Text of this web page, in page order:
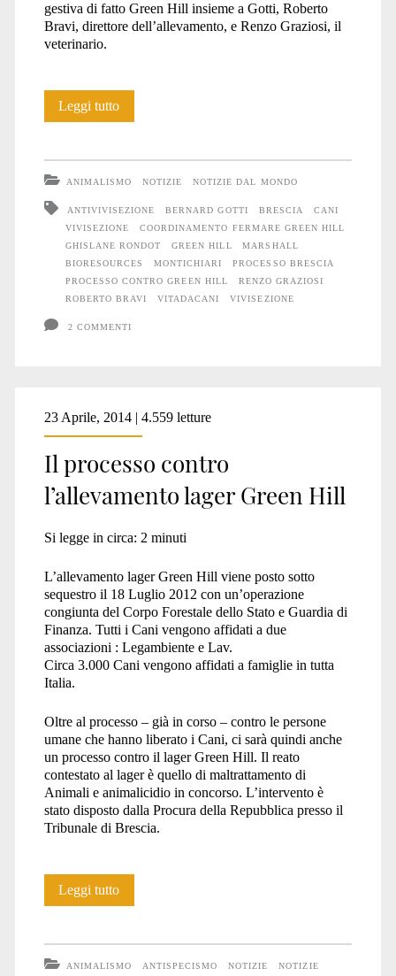
gestiva di fatto Green Hill insieme a Gotti, Roberto
Bravi, direttore dell’allevamento, e Renzo Graziosi, il
veterinario.
Leggi tuttoProcesso
comunicato
Coordinamento
Fermare
Green
Vitadacani
ANIMALISMO NOTIZIE NOTIZIE DAL MONDO
ANTIVIVISEZIONE BERNARD GOTTI BRESCIA
CANI
VIVISEZIONE
COORDINAMENTO FERMARE GREEN HILL
GHISLANE RONDOT
GREEN HILL
MARSHALL
BIORESOURCES
MONTICHIARI
PROCESSO BRESCIA
PROCESSO CONTRO GREEN HILL
RENZO GRAZIOSI
ROBERTO BRAVI
VITADACANI VIVISEZIONE
2 COMMENTI
23 Aprile, 2014 | 4.559 letture
Il processo contro
l’allevamento lager Green Hill
Si legge in circa: 2 minuti
L’allevamento lager Green Hill viene posto sotto
sequestro il 18 Luglio 2012 con un’operazione
congiunta del Corpo Forestale dello Stato e Guardia di
Finanza. Tutti i Cani vengono affidati a due
associazioni : Legambiente e Lav.
Circa 3.000 Cani vengono affidati a famiglie in tutta
Italia.
Oltre al processo – già in corso – contro le persone
umane che hanno liberato i Cani, ci sarà quindi anche
un processo contro il lager Green Hill. Il reato
contestato al lager è quello di maltrattamento di
Animali e animalicidio in concorso. L’intervento è
stato disposto dalla Procura della Repubblica presso il
Tribunale di Brescia.
Leggi tuttoIl
ANIMALISMO ANTISPECISMO NOTIZIE NOTIZIE